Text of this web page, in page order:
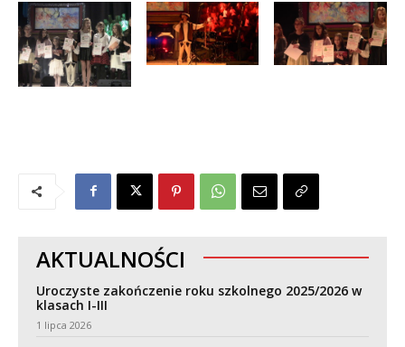
AKTUALNOŚCI
Uroczyste zakończenie roku szkolnego 2025/2026 w
klasach I-III
1 lipca 2026